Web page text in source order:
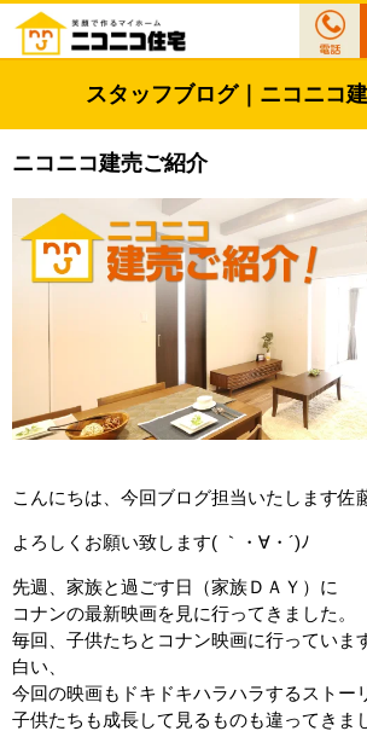
スタッフブログ｜ニコニコ
ニコニコ建売ご紹介
こんにちは、今回ブログ担当いたします佐
よろしくお願い致します( ｀・∀・´)ﾉ
先週、家族と過ごす日（家族ＤＡＹ）に
コナンの最新映画を見に行ってきました。
毎回、子供たちとコナン映画に行っていま
白い、
今回の映画もドキドキハラハラするストー
子供たちも成長して見るものも違ってきま